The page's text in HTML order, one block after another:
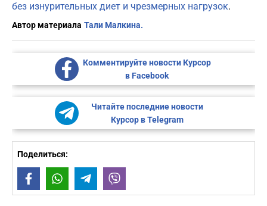
без изнурительных диет и чрезмерных нагрузок.
Автор материала Тали Малкина.
Комментируйте новости Курсор
в Facebook
Читайте последние новости
Курсор в Telegram
Поделиться:
FacebookWhatsAppTelegram